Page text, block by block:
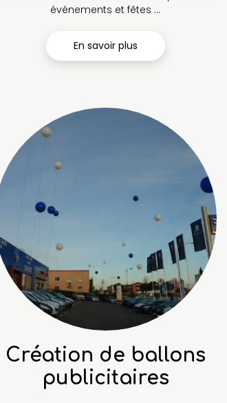
événements et fêtes ...
En savoir plus
Création de ballons
publicitaires